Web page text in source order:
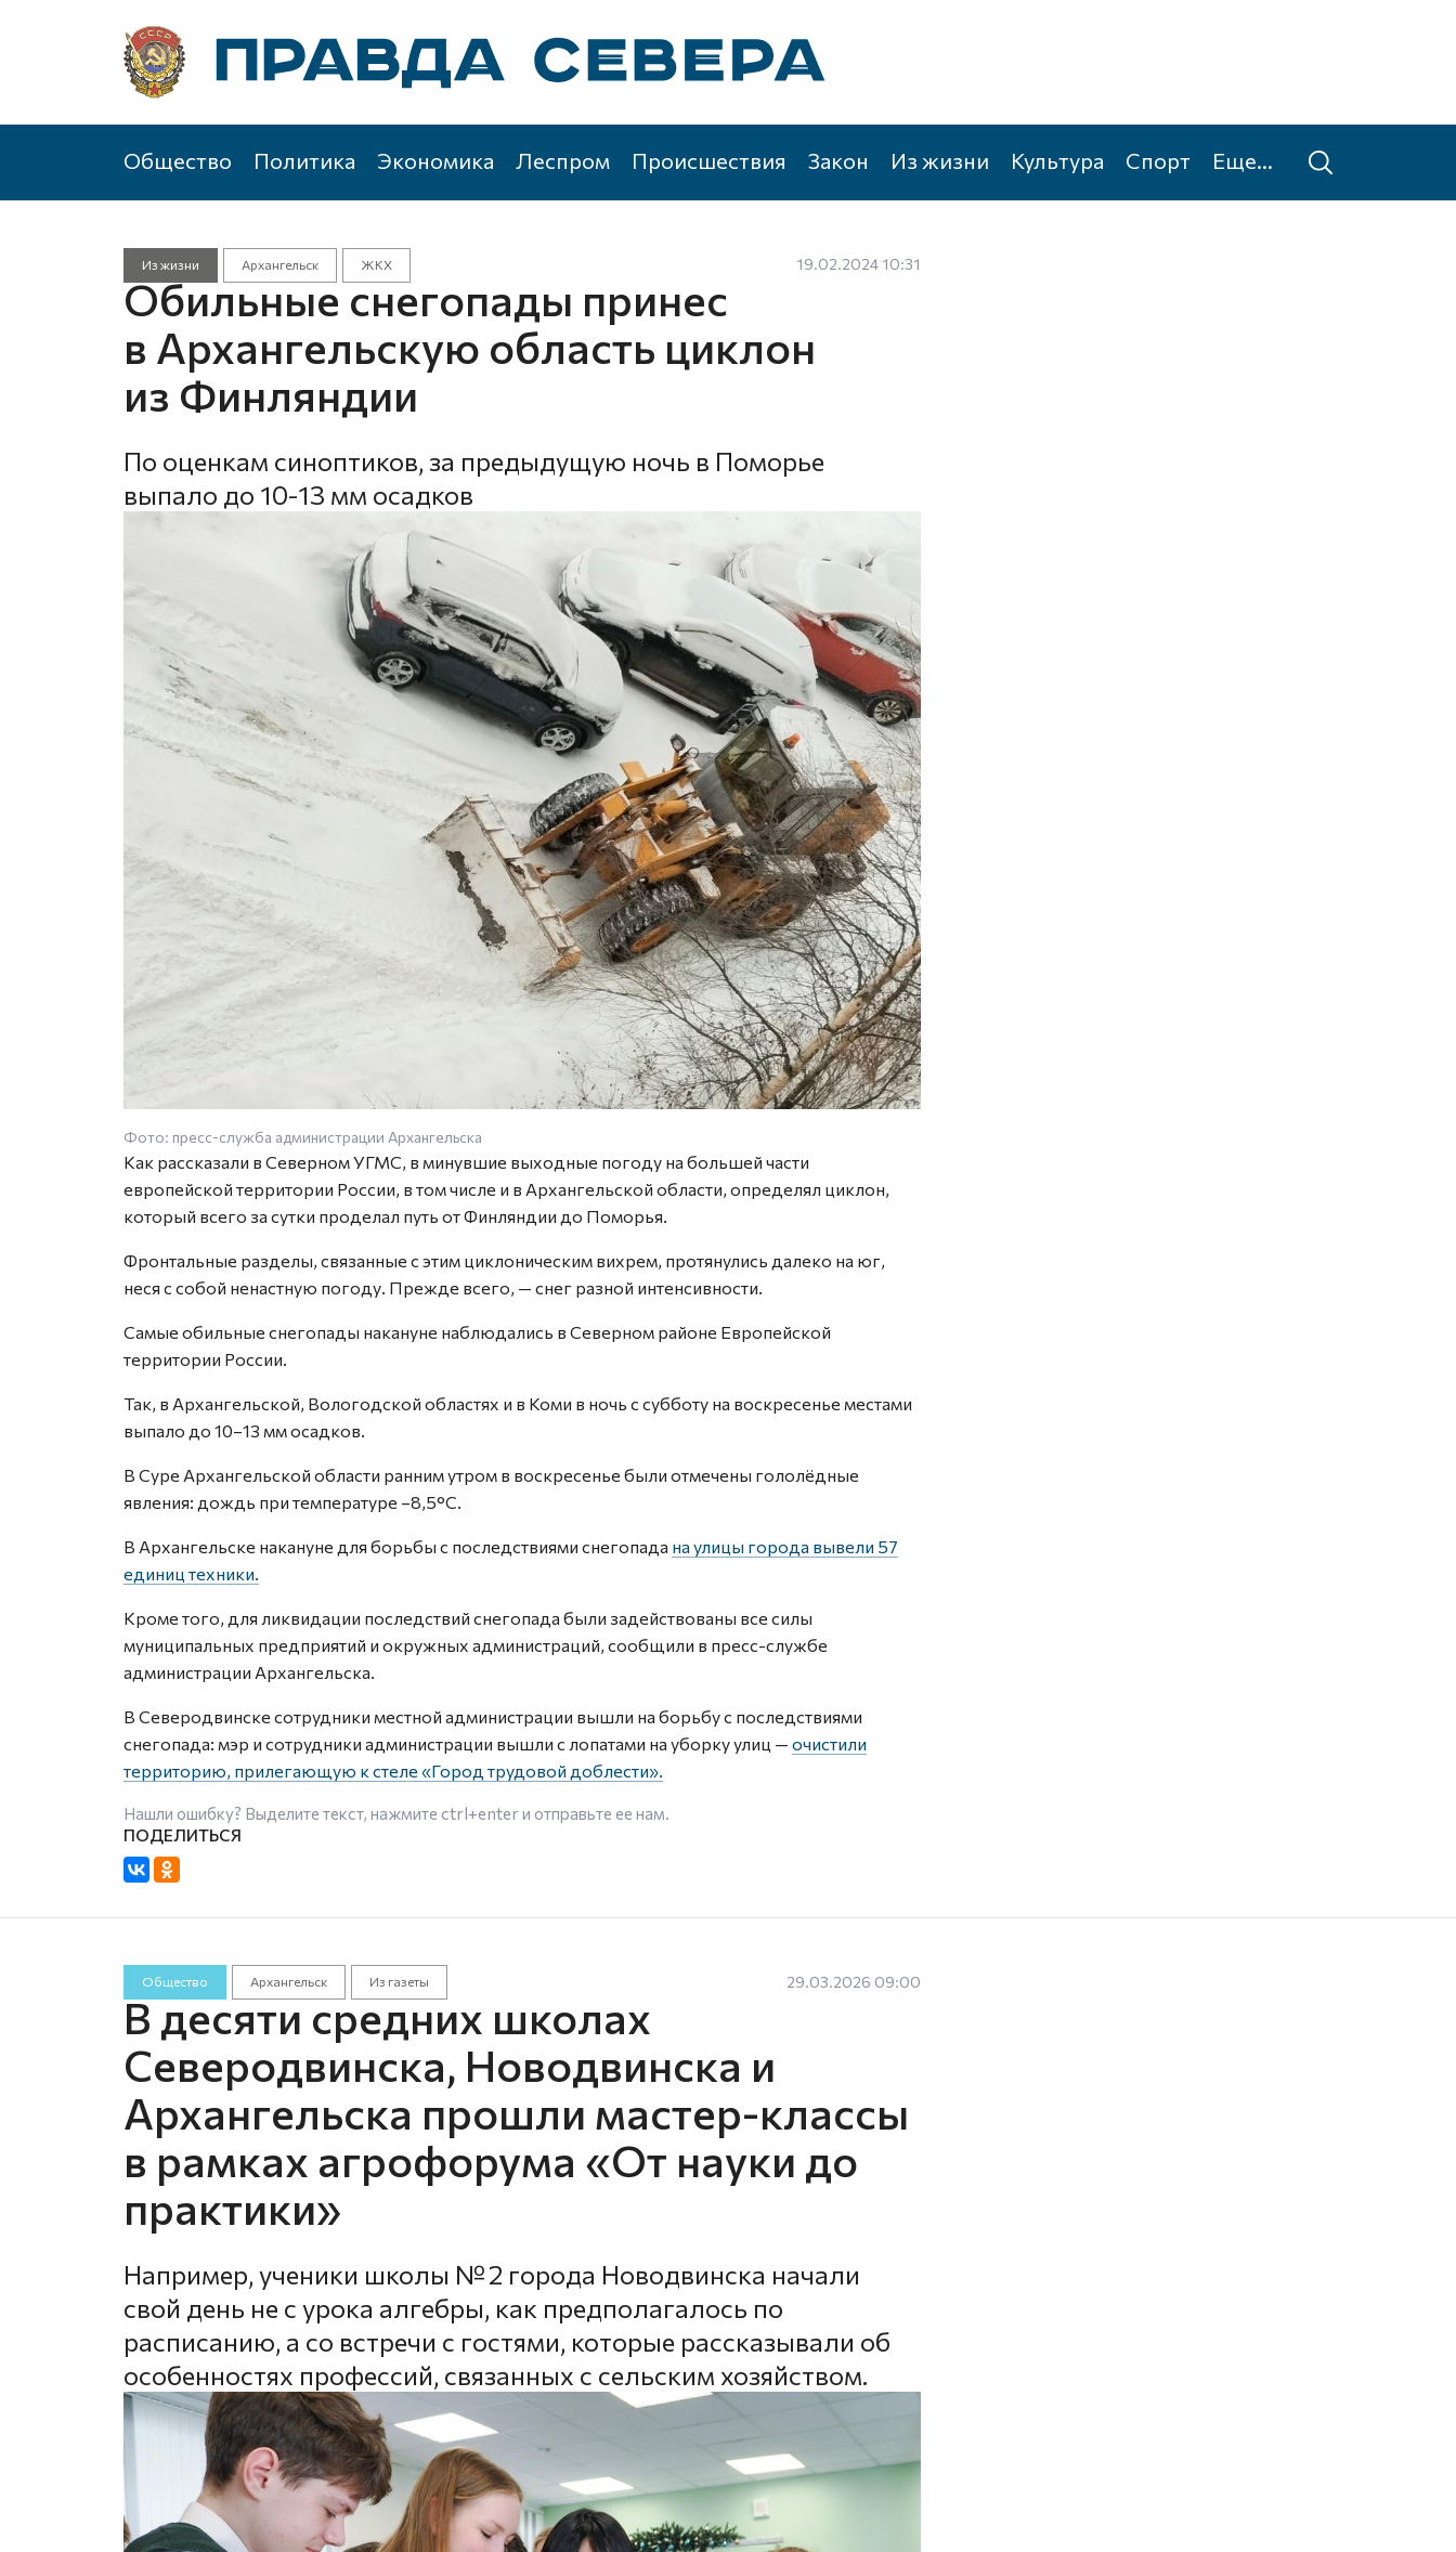
Общество Политика Экономика Леспром Происшествия Закон Из жизни Культура Спорт Еще...
Из жизни Архангельск ЖКХ 19.02.2024 10:31
Обильные снегопады принес
в Архангельскую область циклон
из Финляндии
По оценкам синоптиков, за предыдущую ночь в Поморье
выпало до 10-13 мм осадков
Фото: пресс-служба администрации Архангельска
Как рассказали в Северном УГМС, в минувшие выходные погоду на большей части
европейской территории России, в том числе и в Архангельской области, определял циклон,
который всего за сутки проделал путь от Финляндии до Поморья.
Фронтальные разделы, связанные с этим циклоническим вихрем, протянулись далеко на юг,
неся с собой ненастную погоду. Прежде всего, — снег разной интенсивности.
Самые обильные снегопады накануне наблюдались в Северном районе Европейской
территории России.
Так, в Архангельской, Вологодской областях и в Коми в ночь с субботу на воскресенье местами
выпало до 10–13 мм осадков.
В Суре Архангельской области ранним утром в воскресенье были отмечены гололёдные
явления: дождь при температуре –8,5°С.
В Архангельске накануне для борьбы с последствиями снегопада на улицы города вывели 57
единиц техники.
Кроме того, для ликвидации последствий снегопада были задействованы все силы
муниципальных предприятий и окружных администраций, сообщили в пресс-службе
администрации Архангельска.
В Северодвинске сотрудники местной администрации вышли на борьбу с последствиями
снегопада: мэр и сотрудники администрации вышли с лопатами на уборку улиц — очистили
территорию, прилегающую к стеле «Город трудовой доблести».
Нашли ошибку? Выделите текст, нажмите ctrl+enterи отправьте ее нам.
Общество Архангельск Из газеты 29.03.2026 09:00
В десяти средних школах
Северодвинска, Новодвинска и
Архангельска прошли мастер-классы
в рамках агрофорума «От науки до
практики»
Например, ученики школы № 2 города Новодвинска начали
свой день не с урока алгебры, как предполагалось по
расписанию, а со встречи с гостями, которые рассказывали об
особенностях профессий, связанных с сельским хозяйством.